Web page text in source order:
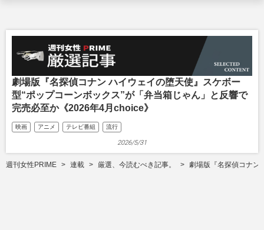
劇場版『名探偵コナン ハイウェイの堕天使』スケボー
型“ポップコーンボックス”が「弁当箱じゃん」と反響で
完売必至か《2026年4月choice》
映画 アニメ テレビ番組 流行
2026/5/31
週刊女性PRIME 連載 厳選、今読むべき記事。 劇場版『名探偵コナン